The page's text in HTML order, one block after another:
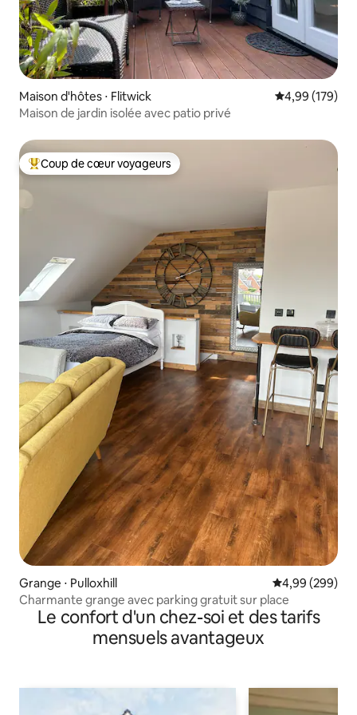
Maison d'hôtes ⋅ Flitwick Évaluation
4,99 (179)
Maison de jardin isolée avec patio privé
Coups de cœur voyageurs les plus appréciés
Coup de cœur voyageurs
Grange ⋅ Pulloxhill Évaluation
4,99 (299)
Charmante grange avec parking gratuit sur place
Le confort d'un chez-soi et des tarifs
mensuels avantageux